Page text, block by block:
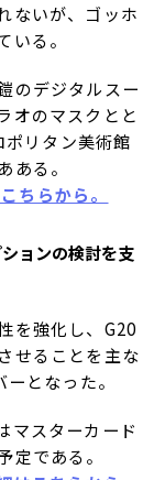
ないが、ゴッホ
る。
のデジタルスー
オのマスクとと
リタン美術館
ある。
ちらから。
ョンの検討を支
を強化し、G20
せることを主な
となった。
マスターカード
定である。